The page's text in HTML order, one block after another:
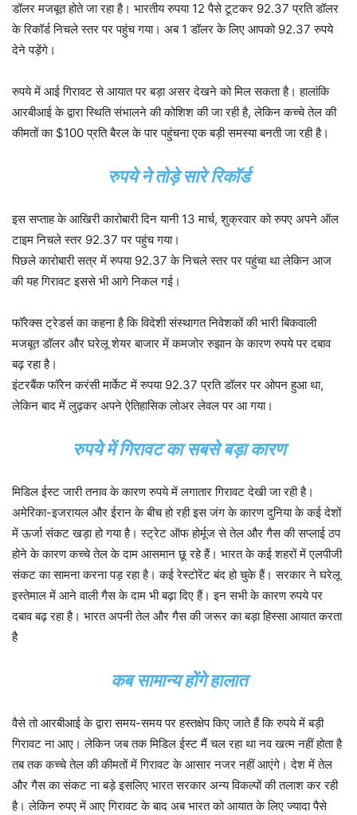
डॉलर मजबूत होते जा रहा है। भारतीय रुपया 12 पैसे टूटकर 92.37 प्रति डॉलर
के रिकॉर्ड निचले स्तर पर पहुंच गया। अब 1 डॉलर के लिए आपको 92.37 रुपये
देने पड़ेंगे।
रुपये में आई गिरावट से आयात पर बड़ा असर देखने को मिल सकता है। हालांकि
आरबीआई के द्वारा स्थिति संभालने की कोशिश की जा रही है, लेकिन कच्चे तेल की
कीमतों का $100 प्रति बैरल के पार पहुंचना एक बड़ी समस्या बनती जा रही है।
रुपये ने तोड़े सारे रिकॉर्ड
इस सप्ताह के आखिरी कारोबारी दिन यानी 13 मार्च, शुक्रवार को रुपए अपने ऑल
टाइम निचले स्तर 92.37 पर पहुंच गया।
पिछले कारोबारी सत्र में रुपया 92.37 के निचले स्तर पर पहुंचा था लेकिन आज
की यह गिरावट इससे भी आगे निकल गई।
फॉरेक्स ट्रेडर्स का कहना है कि विदेशी संस्थागत निवेशकों की भारी बिकवाली
मजबूत डॉलर और घरेलू शेयर बाजार में कमजोर रुझान के कारण रुपये पर दबाव
बढ़ रहा है।
इंटरबैंक फॉरेन करंसी मार्केट में रुपया 92.37 प्रति डॉलर पर ओपन हुआ था,
लेकिन बाद में लुढ़कर अपने ऐतिहासिक लोअर लेवल पर आ गया।
रुपये में गिरावट का सबसे बड़ा कारण
मिडिल ईस्ट जारी तनाव के कारण रुपये में लगातार गिरावट देखी जा रही है।
अमेरिका-इजरायल और ईरान के बीच हो रही इस जंग के कारण दुनिया के कई देशों
में ऊर्जा संकट खड़ा हो गया है। स्ट्रेट ऑफ होर्मूज से तेल और गैस की सप्लाई ठप
होने के कारण कच्चे तेल के दाम आसमान छू रहे हैं। भारत के कई शहरों में एलपीजी
संकट का सामना करना पड़ रहा है। कई रेस्टोरेंट बंद हो चुके हैं। सरकार ने घरेलू
इस्तेमाल में आने वाली गैस के दाम भी बढ़ा दिए हैं। इन सभी के कारण रुपये पर
दबाव बढ़ रहा है। भारत अपनी तेल और गैस की जरूर का बड़ा हिस्सा आयात करता
है
कब सामान्य होंगे हालात
वैसे तो आरबीआई के द्वारा समय-समय पर हस्तक्षेप किए जाते हैं कि रुपये में बड़ी
गिरावट ना आए। लेकिन जब तक मिडिल ईस्ट मैं चल रहा था नव खत्म नहीं होता है
तब तक कच्चे तेल की कीमतों में गिरावट के आसार नजर नहीं आएंगे। देश में तेल
और गैस का संकट ना बड़े इसलिए भारत सरकार अन्य विकल्पों की तलाश कर रही
है। लेकिन रुपए में आए गिरावट के बाद अब भारत को आयात के लिए ज्यादा पैसे